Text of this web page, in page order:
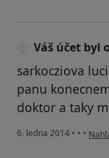
Váš účet byl
sarkocziova
panu
doktor a taky
6. ledna 2014 • • •